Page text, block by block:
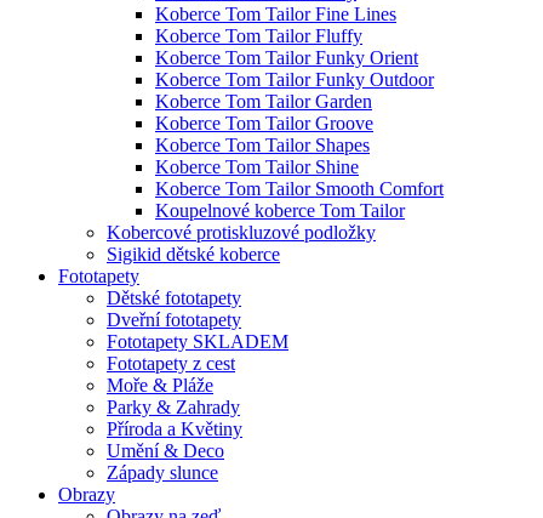
Koberce Tom Tailor Fine Lines
Koberce Tom Tailor Fluffy
Koberce Tom Tailor Funky Orient
Koberce Tom Tailor Funky Outdoor
Koberce Tom Tailor Garden
Koberce Tom Tailor Groove
Koberce Tom Tailor Shapes
Koberce Tom Tailor Shine
Koberce Tom Tailor Smooth Comfort
Koupelnové koberce Tom Tailor
Kobercové protiskluzové podložky
Sigikid dětské koberce
Fototapety
Dětské fototapety
Dveřní fototapety
Fototapety SKLADEM
Fototapety z cest
Moře & Pláže
Parky & Zahrady
Příroda a Květiny
Umění & Deco
Západy slunce
Obrazy